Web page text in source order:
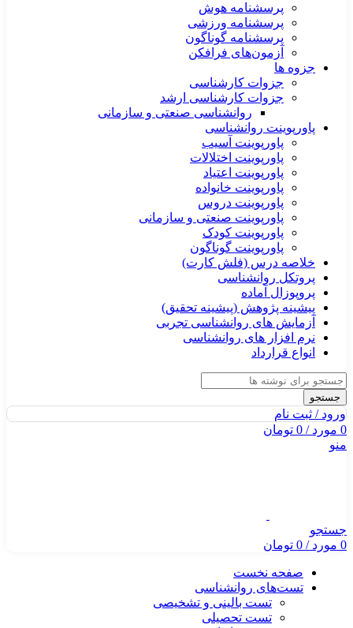
پرسشنامه هوش
پرسشنامه ورزشی
پرسشنامه گوناگون
آزمون‌های فرافکن
جزوه ها
جزوات کارشناسی
جزوات کارشناسی ارشد
روانشناسی صنعتی و سازمانی
پاورپوینت روانشناسی
پاورپوینت آسیب
پاورپوینت اختلالات
پاورپوینت اعتیاد
پاورپوینت خانواده
پاورپوینت دروس
پاورپوینت صنعتی و سازمانی
پاورپوینت کودک
پاورپوینت گوناگون
خلاصه درس (فلش کارت)
پروتکل روانشناسی
پروپوزال آماده
پیشینه پژوهش (پیشینه تحقیق)
آزمایش های روانشناسی تجربی
نرم افزار های روانشناسی
انواع قرارداد
جستجو
ورود / ثبت نام
0 مورد/
0 تومان
منو
جستجو
0 مورد/
0 تومان
صفحه نخست
تست‌های روانشناسی
تست بالینی و تشخیصی
تست تحصیلی